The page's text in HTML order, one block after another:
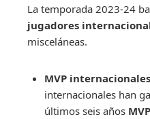
La temporada 2023-24
jugadores
misceláneas.
MVP
internacionales han
últimos seis años MVP